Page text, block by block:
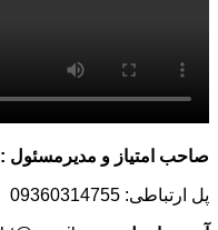
صاحب امتیاز و مدیرمسئول :
پل ارتباطی: 09360314755